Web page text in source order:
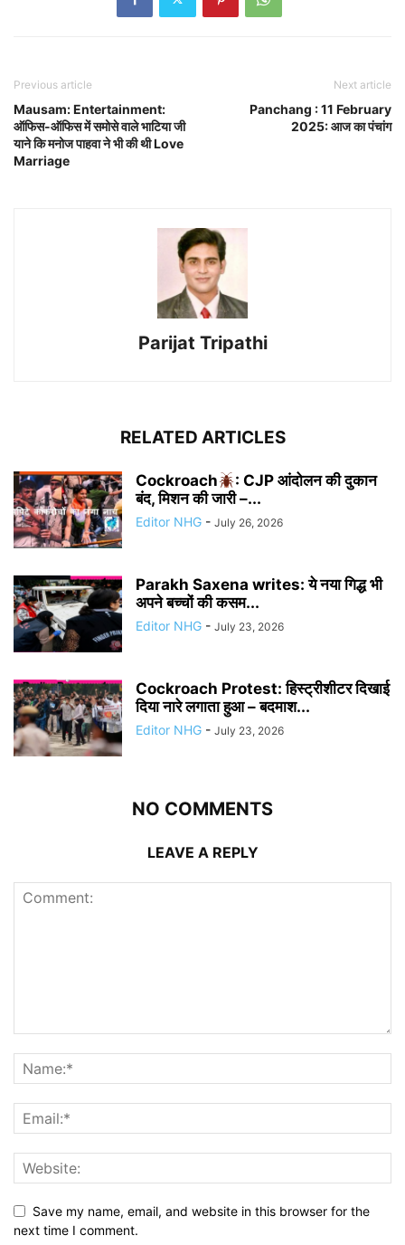
Previous article
Mausam: Entertainment:
ऑफिस-ऑफिस में समोसे वाले भाटिया जी
याने कि मनोज पाहवा ने भी की थी Love
Marriage
Next article
Panchang : 11 February
2025: आज का पंचांग
Parijat Tripathi
RELATED ARTICLES
Cockroach
: CJP आंदोलन की दुकान
बंद, मिशन की जारी –...
Editor NHG - July 26, 2026
Parakh Saxena writes: ये नया गिद्ध भी
अपने बच्चों की कसम...
Editor NHG - July 23, 2026
Cockroach Protest: हिस्ट्रीशीटर दिखाई
दिया नारे लगाता हुआ – बदमाश...
Editor NHG - July 23, 2026
NO COMMENTS
LEAVE A REPLY
Save my name, email, and website in this browser for the
next time I comment.